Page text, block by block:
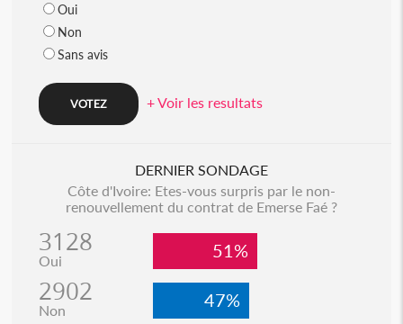
Oui
Non
Sans avis
+ Voir les resultats
DERNIER SONDAGE
Côte d'Ivoire: Etes-vous surpris par le non-
renouvellement du contrat de Emerse Faé ?
3128
Oui 51%
2902
Non 47%